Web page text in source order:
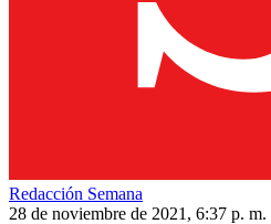
Redacción Semana
28 de noviembre de 2021, 6:37 p. m.